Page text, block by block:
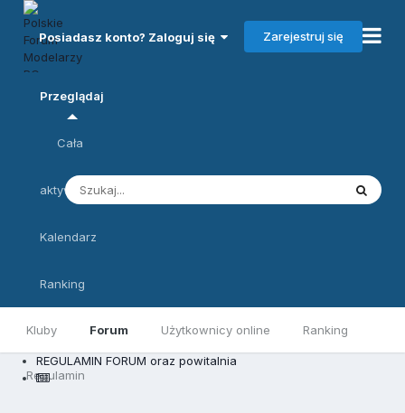
Posiadasz konto? Zaloguj się Zarejestruj się
Przeglądaj
Kluby Forum Użytkownicy online Ranking
Regulamin
Cała
aktywność
Kalendarz
Ranking
REGULAMIN FORUM oraz powitalnia